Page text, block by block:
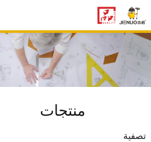
منتجات
تصفية